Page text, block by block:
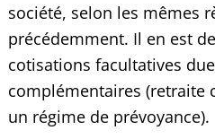
société, selon les mêmes
précédemment. Il en est
cotisations facultatives
complémentaires (retraite
un régime de prévoyance).